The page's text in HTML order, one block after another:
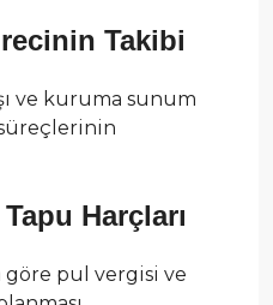
Takibi
ve kuruma sunum
Harçları
göre pul vergisi ve